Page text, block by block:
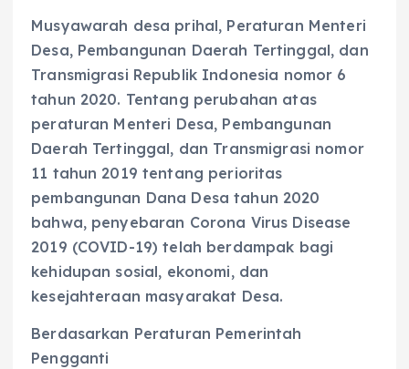
Musyawarah desa prihal, Peraturan Menteri
Desa, Pembangunan Daerah Tertinggal, dan
Transmigrasi Republik Indonesia nomor 6
tahun 2020. Tentang perubahan atas
peraturan Menteri Desa, Pembangunan
Daerah Tertinggal, dan Transmigrasi nomor
11 tahun 2019 tentang perioritas
pembangunan Dana Desa tahun 2020
bahwa, penyebaran Corona Virus Disease
2019 (COVID-19) telah berdampak bagi
kehidupan sosial, ekonomi, dan
kesejahteraan masyarakat Desa.
Berdasarkan Peraturan Pemerintah
Pengganti